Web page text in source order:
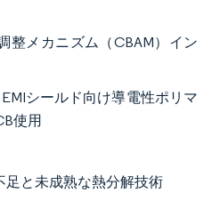
整メカニズム（CBAM）イン
EMIシールド向け導電性ポリマ
使用
足と未成熟な熱分解技術